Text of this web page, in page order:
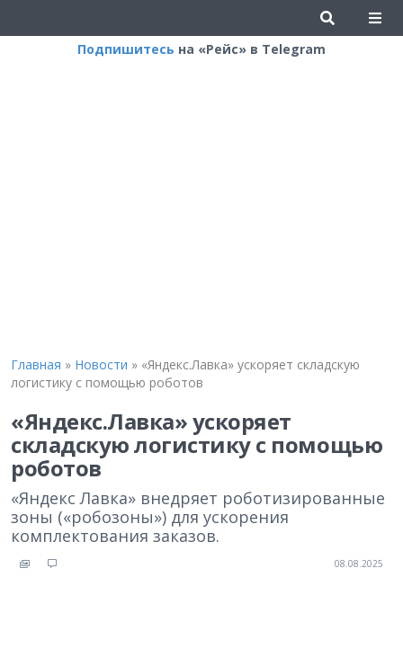
Подпишитесь на «Рейс» в Telegram
Главная » Новости » «Яндекс.Лавка» ускоряет складскую
логистику с помощью роботов
«Яндекс.Лавка» ускоряет
складскую логистику с помощью
роботов
«Яндекс Лавка» внедряет роботизированные
зоны («робозоны») для ускорения
комплектования заказов.
08.08.2025